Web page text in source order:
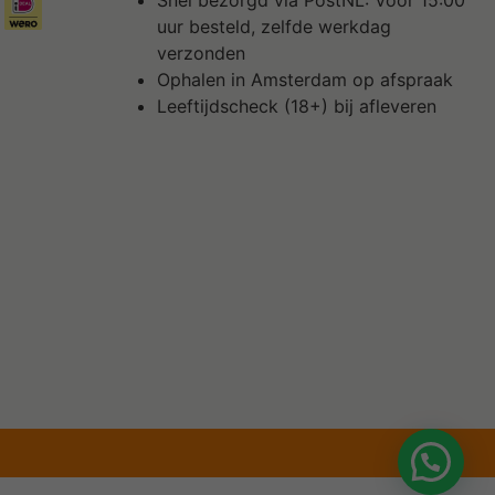
uur besteld, zelfde werkdag
verzonden
Ophalen in Amsterdam op afspraak
Leeftijdscheck (18+) bij afleveren